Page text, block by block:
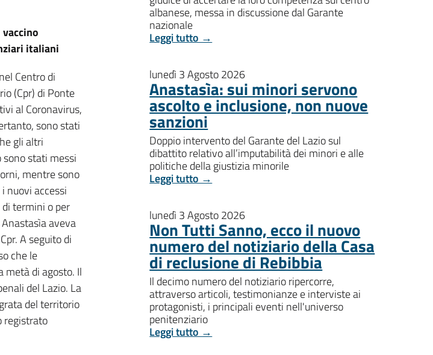
italiani
Centro di
(Cpr) di Ponte
al Coronavirus,
sono stati
gli altri
stati messi
mentre sono
nuovi accessi
termini o per
aveva
A seguito di
che le
metà di agosto. Il
del Lazio. La
del territorio
registrato
albanese, messa in discussione dal Garante
nazionale
Leggi tutto →
lunedì 3 Agosto 2026
Anastasìa: sui minori servono
ascolto e inclusione, non nuove
sanzioni
Doppio intervento del Garante del Lazio sul
dibattito relativo all’imputabilità dei minori e alle
politiche della giustizia minorile
Leggi tutto →
lunedì 3 Agosto 2026
Non Tutti Sanno, ecco il nuovo
numero del notiziario della Casa
di reclusione di Rebibbia
Il decimo numero del notiziario ripercorre,
attraverso articoli, testimonianze e interviste ai
protagonisti, i principali eventi nell'universo
penitenziario
Leggi tutto →